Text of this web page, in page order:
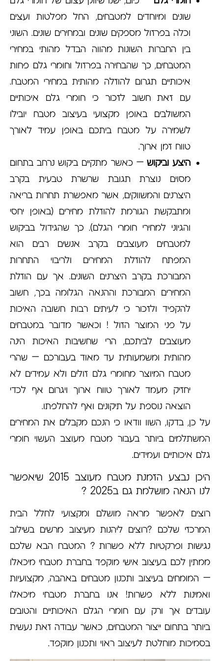
שונים ומיוחדים למטבחים, החל מפלטות ועצים
וכלה בפרזול מספקים שונים ובמחירים שונים. השוני
בין החברות השונות מהווה הבדל מהותי במחירי
המטבחים, כך שהבחירה בפרזול וחומרי גלם פחות
איכותיים תגרום להוזלה מהותית במחירי המטבח.
עם זאת חשוב לזכור כי חומרי גלם איכותיים
המשולבים באופן מקצועי בעיצוב מטבח יובילו
לשמירה על מטבח ביתכם באופן עמיד לאורך
טווח זמן ארוך.
היצע וביקוש – כאשר מתקיים ביקוש נרחב בתחום
מסוים נוצרת תגובת שרשרת טבעית בקרב
היצרנים והמשווקים, אשר מאפשרת תחרות בריאה
ומתבקשת הגורמת להוזלת מחירים (באופן יחסי
והגיוני למחירי חומרי הגלם). כך שהגידול בביקוש
למטבחים מעוצבים בקרב אנשים רבים הוא
המפתח להוזלת המחירים ולריבוי התחרות
המבורכת בקרב היצרנים השונים. אך עם הוזלת
המחירים המבורכת וההנאה הגלומה בכך, חשוב
להקפיד ולזכור כי לעיתים רבות חשובה האיכות
על פני המוצר הזול ! וכאשר מדובר במטבחים
מעוצבים לביתכם, הרי שחשיבות האיכות הינה
מהותית ומשמעותית עד מאוד בעבורכם – שהרי
מטבח המיוצר מחומרי גלם זולים ולא עמידים לא
יחזיק מעמד לאורך טווח ארוך ויגרום אף לכדי
הוצאה נוספת על תיקונים ואף להחלפתו.
על כן, בדקו, השוו וודאו כי הנכם מקבלים את המחירים
המשתלמים ביותר בעבור מטבח מעוצב העשוי חומרי
גלם איכותיים ועמידים.
היכן נבצע הזמנת מטבח מעוצב 2015 שיאפשר
לנו הנאה מושלמת גם ב2025 ?
רוצים לאפשר מראה מושלם ומקצועי לחלל הבית
המרכזי שלכם ?רוצים ליהנות מעיצוב מרשים בשילוב
נגישות ופרקטיות ללא פשרות ? המטבח הבא שלכם
ממתין לכם בעיצוב אישי מוקפד בחברת מטבחי מיכאלו
– המומחים בעיצוב ותכנון מטבחים באהבה, מקצועיות
ואמינות ללא פשרות! אנו בחברת מטבחי מיכאלו
עובדים אך ורק עם חומרי הגלם האיכותיים והטובים
ביותר בתחום ייצור המטבחים, כאשר עבודה זאת נעשית
בסמיכות מוחלטת לעיצוב ראוי ותכנון מוקפד.